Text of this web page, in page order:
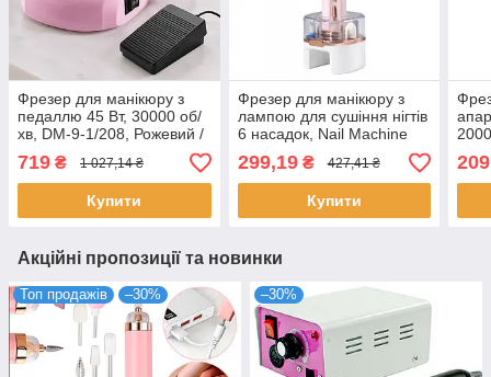
Фрезер для манікюру з
педаллю 45 Вт, 30000 об/
хв, DM-9-1/208, Рожевий /
Апарат для манікюру та
педикюру
719 ₴ 1 027,14 ₴
Купити
Фрезер для манікюру з
лампою для сушіння нігтів
6 насадок, Nail Machine
8809, Рожевий / Фрезер
для педикюру та манікюру
299,19₴ 427,41 ₴
Купити
209
Акційні пропозиції та новинки
Топ продажів –30% –30%